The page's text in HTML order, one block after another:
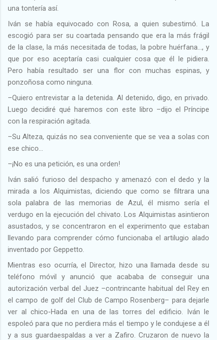
una tontería así.
Iván se había equivocado con Rosa, a quien subestimó. La
escogió para ser su coartada pensando que era la más frágil
de la clase, la más necesitada de todas, la pobre huérfana…, y
que por eso aceptaría casi cualquier cosa que él le pidiera.
Pero había resultado ser una flor con muchas espinas, y
ponzoñosa como ninguna.
–Quiero entrevistar a la detenida. Al detenido, digo, en privado.
Luego decidiré qué haremos con este libro –dijo el Príncipe
con la respiración agitada.
–Su Alteza, quizás no sea conveniente que se vea a solas con
ese chico…
–¡No es una petición, es una orden!
Iván salió furioso del despacho y amenazó con el dedo y la
mirada a los Alquimistas, diciendo que como se filtrara una
sola palabra de las memorias de Azul, él mismo sería el
verdugo en la ejecución del chivato. Los Alquimistas asintieron
asustados, y se concentraron en el experimento que estaban
llevando para comprender cómo funcionaba el artilugio alado
inventado por Geppetto.
Mientras eso ocurría, el Director, hizo una llamada desde su
teléfono móvil y anunció que acababa de conseguir una
autorización verbal del Juez –contrincante habitual del Rey en
el campo de golf del Club de Campo Rosenberg– para dejarle
ver al chico-Hada en una de las torres del edificio. Iván le
espoleó para que no perdiera más el tiempo y le condujese a él
y a sus guardaespaldas a ver a Zafiro. Cruzaron de nuevo la